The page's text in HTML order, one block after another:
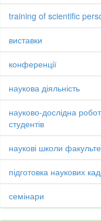
training of scientific
виставки
конференції
наукова діяльність
науково-дослідна
студентів
наукові школи
підготовка наукових
семінари